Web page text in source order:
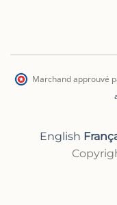
Marchand approuvé
English